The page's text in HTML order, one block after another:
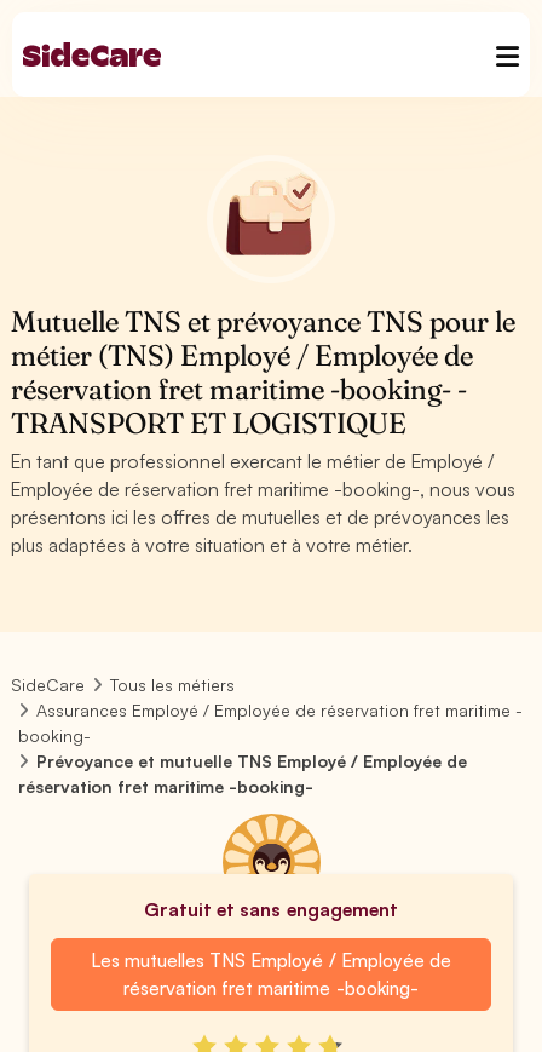
Mutuelle TNS et prévoyance TNS pour le
métier (TNS) Employé / Employée de
réservation fret maritime -booking- -
TRANSPORT ET LOGISTIQUE
En tant que professionnel exercant le métier de Employé /
Employée de réservation fret maritime -booking-, nous vous
présentons ici les offres de mutuelles et de prévoyances les
plus adaptées à votre situation et à votre métier.
SideCare
Tous les métiers
Assurances Employé / Employée de réservation fret maritime -
booking-
Prévoyance et mutuelle TNS Employé / Employée de
réservation fret maritime -booking-
Gratuit et sans engagement
Les mutuelles TNS Employé / Employée de
réservation fret maritime -booking-